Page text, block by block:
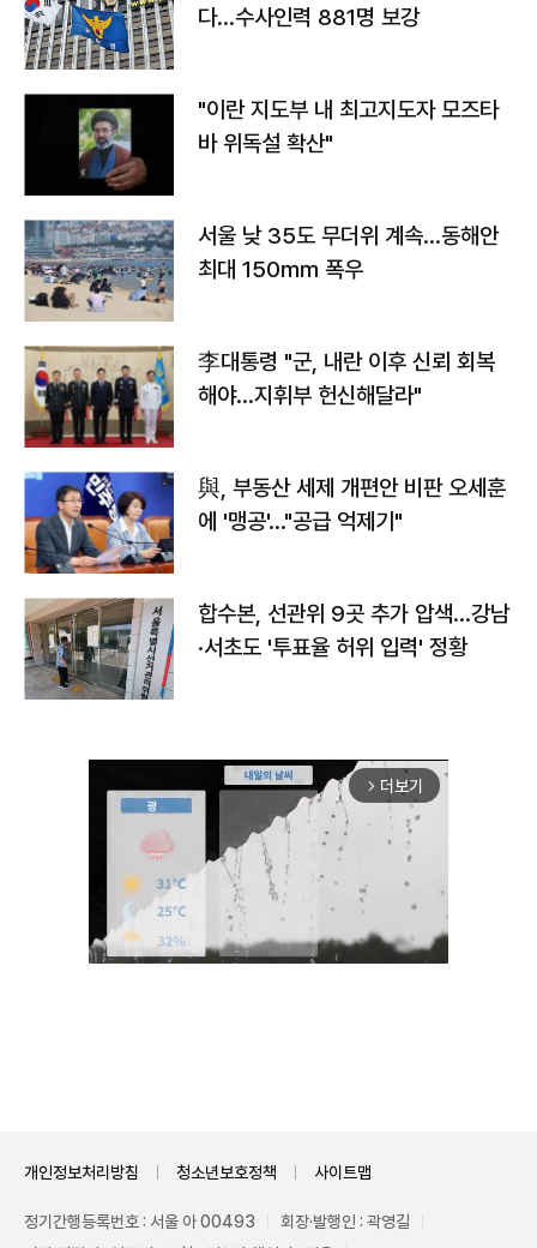
다…수사인력 881명 보강
"이란 지도부 내 최고지도자 모즈타
바 위독설 확산"
서울 낮 35도 무더위 계속…동해안
최대 150㎜ 폭우
李대통령 "군, 내란 이후 신뢰 회복
해야…지휘부 헌신해달라"
與, 부동산 세제 개편안 비판 오세훈
에 '맹공'…"공급 억제기"
합수본, 선관위 9곳 추가 압색…강남
·서초도 '투표율 허위 입력' 정황
arrow_forward_ios 더보기
개인정보처리방침 청소년보호정책 사이트맵
정기간행등록번호 : 서울 아 00493
회장·발행인 : 곽영길